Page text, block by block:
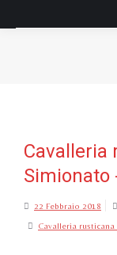
Cavalleria
Simionato
22 Febbraio 2018
Cavalleria